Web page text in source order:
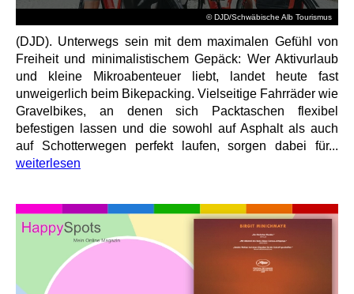
© DJD/Schwäbische Alb Tourismus
(DJD). Unterwegs sein mit dem maximalen Gefühl von
Freiheit und minimalistischem Gepäck: Wer Aktivurlaub
und kleine Mikroabenteuer liebt, landet heute fast
unweigerlich beim Bikepacking. Vielseitige Fahrräder wie
Gravelbikes, an denen sich Packtaschen flexibel
befestigen lassen und die sowohl auf Asphalt als auch
auf Schotterwegen perfekt laufen, sorgen dabei für...
weiterlesen